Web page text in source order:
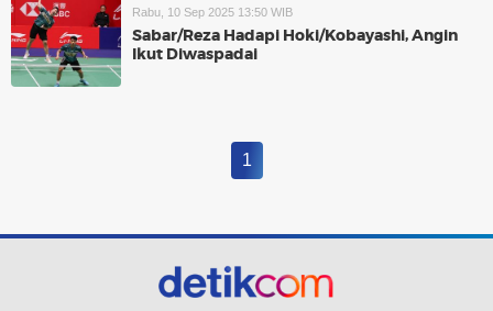
Rabu, 10 Sep 2025 13:50 WIB
Sabar/Reza Hadapi Hoki/Kobayashi, Angin
Ikut Diwaspadai
1